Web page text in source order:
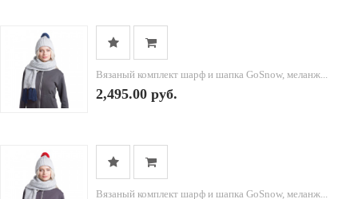
Вязаный комплект шарф и шапка GoSnow, меланж...
2,495.00 руб.
Вязаный комплект шарф и шапка GoSnow, меланж...